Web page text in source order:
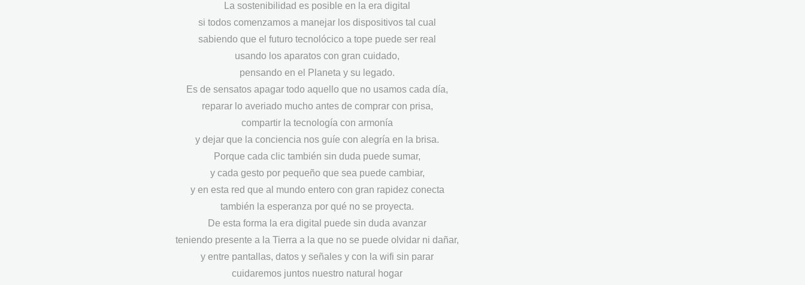
La sostenibilidad es posible en la era digital
si todos comenzamos a manejar los dispositivos tal cual
sabiendo que el futuro tecnolócico a tope puede ser real
usando los aparatos con gran cuidado,
pensando en el Planeta y su legado.
Es de sensatos apagar todo aquello que no usamos cada día,
reparar lo averiado mucho antes de comprar con prisa,
compartir la tecnología con armonía
y dejar que la conciencia nos guíe con alegría en la brisa.
Porque cada clic también sin duda puede sumar,
y cada gesto por pequeño que sea puede cambiar,
y en esta red que al mundo entero con gran rapidez conecta
también la esperanza por qué no se proyecta.
De esta forma la era digital puede sin duda avanzar
teniendo presente a la Tierra a la que no se puede olvidar ni dañar,
y entre pantallas, datos y señales y con la wifi sin parar
cuidaremos juntos nuestro natural hogar